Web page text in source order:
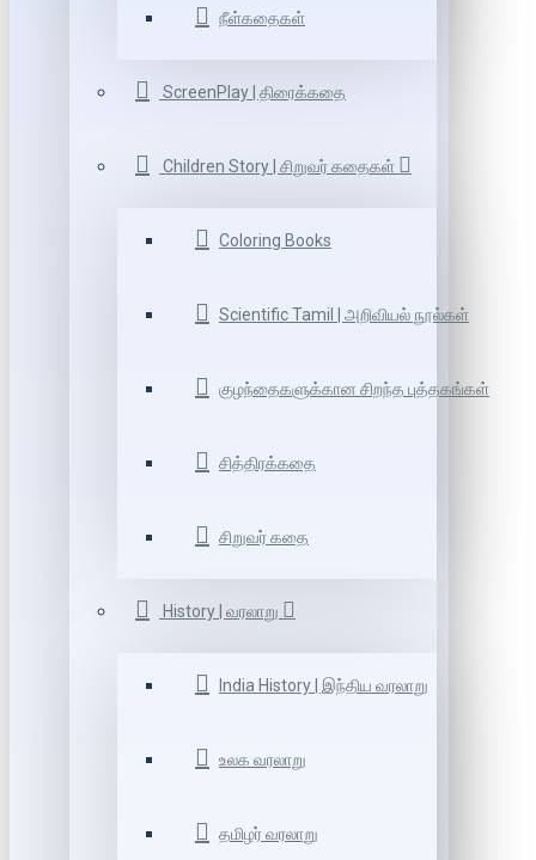
நீள்கதைகள்
ScreenPlay | திரைக்கதை
Children Story | சிறுவர் கதைகள்
Coloring Books
Scientific Tamil | அறிவியல் நூல்கள்
குழந்தைகளுக்கான சிறந்த புத்தகங்கள்
சித்திரக்கதை
சிறுவர் கதை
History | வரலாறு
India History | இந்திய வரலாறு
உலக வரலாறு
தமிழர் வரலாறு